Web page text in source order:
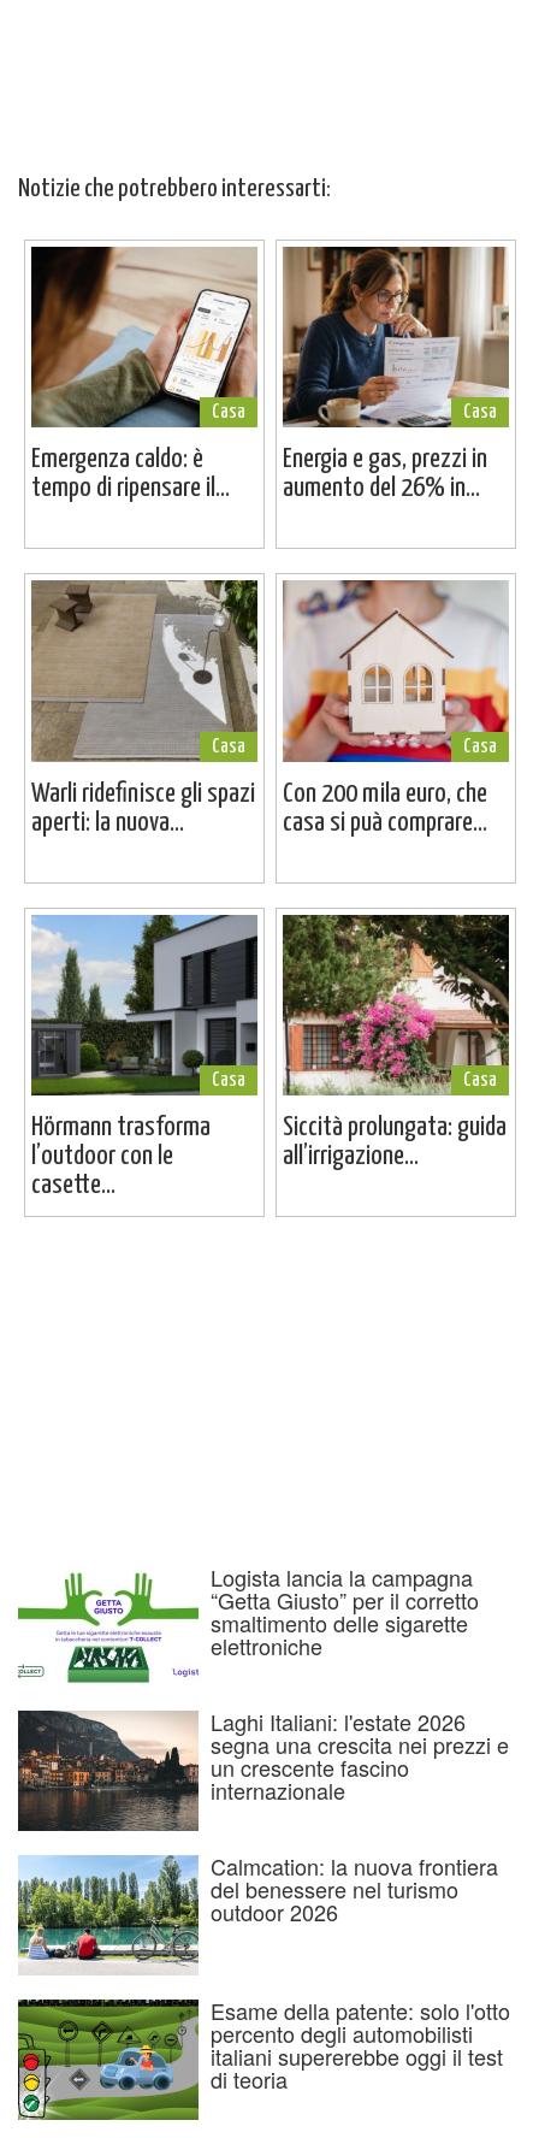
Notizie che potrebbero interessarti:
Casa
Emergenza caldo: è
tempo di ripensare il...
Casa
Energia e gas, prezzi in
aumento del 26% in...
Casa
Warli ridefinisce gli spazi
aperti: la nuova...
Casa
Con 200 mila euro, che
casa si puà comprare...
Casa
Hörmann trasforma
l’outdoor con le
casette...
Casa
Siccità prolungata: guida
all’irrigazione...
Logista lancia la campagna
“Getta Giusto” per il corretto
smaltimento delle sigarette
elettroniche
Laghi Italiani: l'estate 2026
segna una crescita nei prezzi e
un crescente fascino
internazionale
Calmcation: la nuova frontiera
del benessere nel turismo
outdoor 2026
Esame della patente: solo l'otto
percento degli automobilisti
italiani supererebbe oggi il test
di teoria